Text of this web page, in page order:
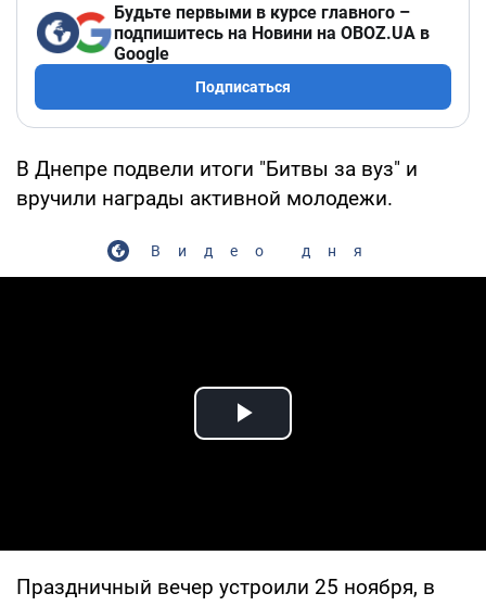
Будьте первыми в курсе главного –
подпишитесь на Новини на OBOZ.UA в
Google
Подписаться
В Днепре подвели итоги "Битвы за вуз" и
вручили награды активной молодежи.
Видео дня
Play Video
Праздничный вечер устроили 25 ноября, в